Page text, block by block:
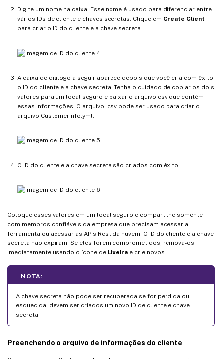
Digite um nome na caixa. Esse nome é usado para diferenciar entre
vários IDs de cliente e chaves secretas. Clique em Create Client
para criar o ID do cliente e a chave secreta.
A caixa de diálogo a seguir aparece depois que você cria com êxito
o ID do cliente e a chave secreta. Tenha o cuidado de copiar os dois
valores para um local seguro e baixar o arquivo.csv que contém
essas informações. O arquivo .csv pode ser usado para criar o
arquivo CustomerInfo.yml.
O ID do cliente e a chave secreta são criados com êxito.
Coloque esses valores em um local seguro e compartilhe somente
com membros confiáveis da empresa que precisam acessar a
ferramenta ou acessar as APIs Rest da nuvem. O ID do cliente e a chave
secreta não expiram. Se eles forem comprometidos, remova-os
imediatamente usando o ícone de Lixeira e crie novos.
NOTA:
A chave secreta não pode ser recuperada se for perdida ou
esquecida; devem ser criados um novo ID de cliente e chave
secreta.
Preenchendo o arquivo de informações do cliente